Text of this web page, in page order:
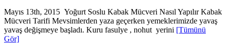
Mayıs 13th, 2015 Yoğurt Soslu Kabak Mücveri Nasıl Yapılır Kabak
Mücveri Tarifi Mevsimlerden yaza geçerken yemeklerimizde yavaş
yavaş değişmeye başladı. Kuru fasulye , nohut yerini [Tümünü
Gör]